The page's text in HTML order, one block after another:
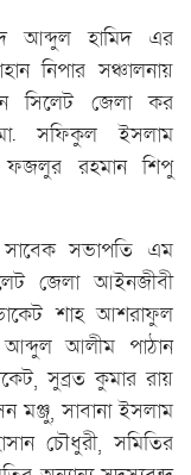
আব্দুল হামিদ এর
নিপার সঞ্চালনায়
সিলেট জেলা কর
সফিকুল ইসলাম
ফজলুর রহমান শিপু
সভাপতি এম
জেলা আইনজীবী
শাহ আশরাফুল
আলীম পাঠান
সুব্রত কুমার রায়
মঞ্জু, সাবানা ইসলাম
চৌধুরী, সমিতির